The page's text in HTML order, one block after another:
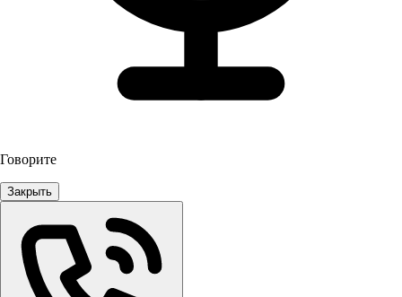
Говорите
Закрыть